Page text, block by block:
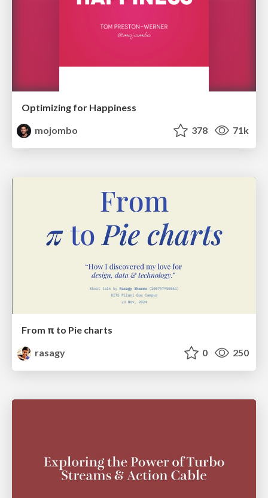
Optimizing for Happiness
mojombo
378 71k
From π to Pie charts
rasagy
0 250